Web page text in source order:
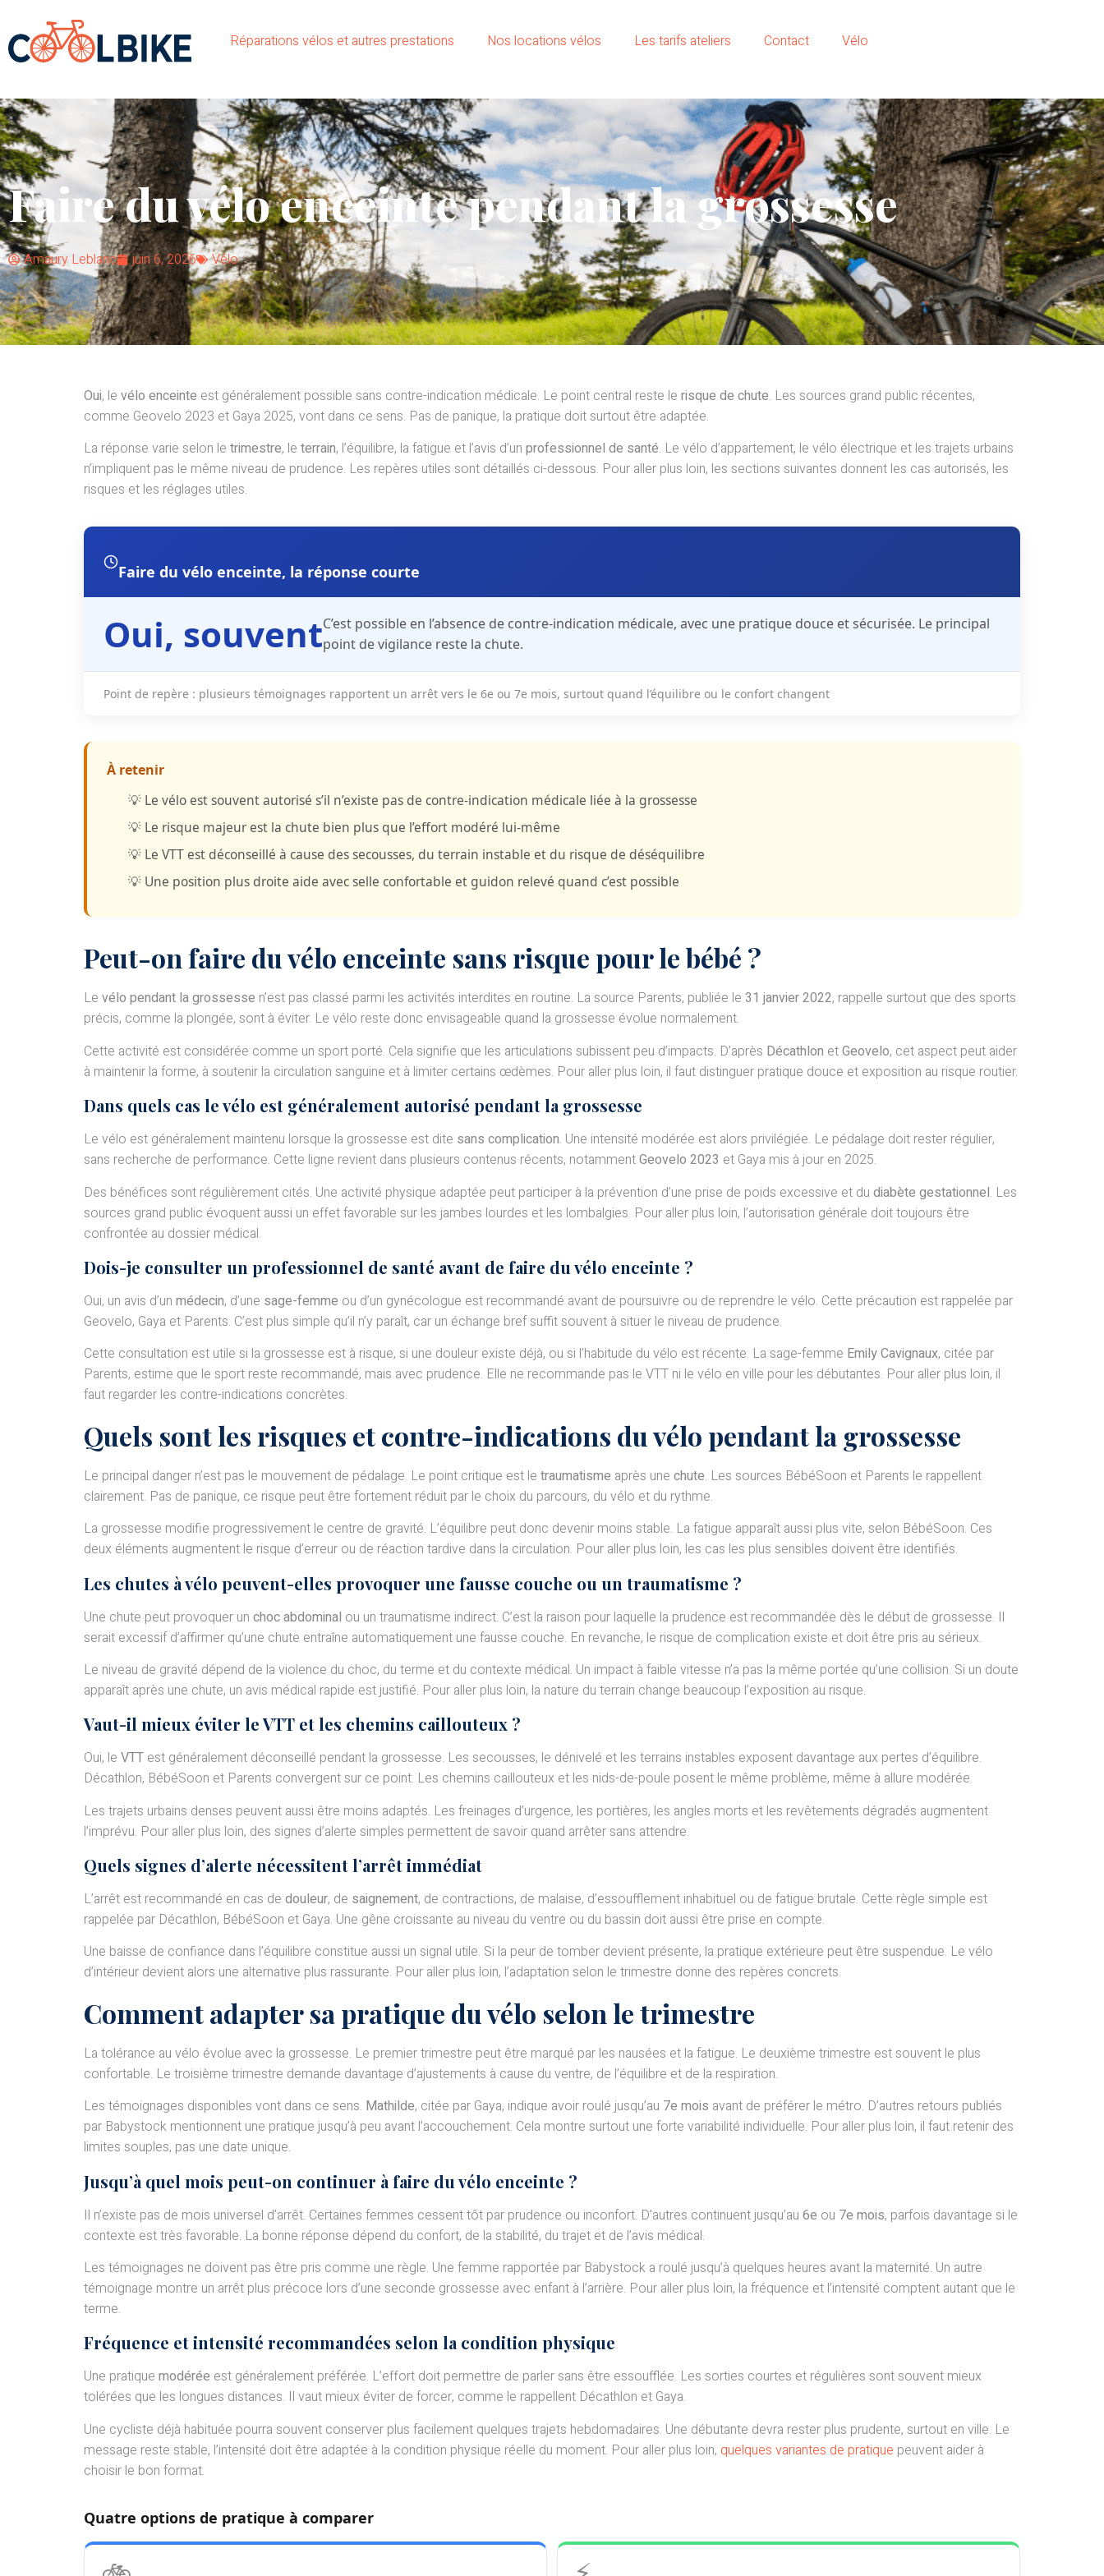
Réparations vélos et autres prestations Nos locations vélos Les tarifs ateliers Contact Vélo
Faire du vélo enceinte pendant la grossesse
Amaury Leblanc juin 6, 2026 Vélo
Oui, le vélo enceinte est généralement possible sans contre-indication médicale. Le point central reste le risque de chute. Les sources grand public récentes,
comme Geovelo 2023 et Gaya 2025, vont dans ce sens. Pas de panique, la pratique doit surtout être adaptée.
La réponse varie selon le trimestre, le terrain, l’équilibre, la fatigue et l’avis d’un professionnel de santé. Le vélo d’appartement, le vélo électrique et les trajets urbains
n’impliquent pas le même niveau de prudence. Les repères utiles sont détaillés ci-dessous. Pour aller plus loin, les sections suivantes donnent les cas autorisés, les
risques et les réglages utiles.
Faire du vélo enceinte, la réponse courte
Oui, souventC’est possible en l’absence de contre-indication médicale, avec une pratique douce et sécurisée. Le principal
point de vigilance reste la chute.
Point de repère : plusieurs témoignages rapportent un arrêt vers le 6e ou 7e mois, surtout quand l’équilibre ou le confort changent
À retenir
💡 Le vélo est souvent autorisé s’il n’existe pas de contre-indication médicale liée à la grossesse
💡 Le risque majeur est la chute bien plus que l’effort modéré lui-même
💡 Le VTT est déconseillé à cause des secousses, du terrain instable et du risque de déséquilibre
💡 Une position plus droite aide avec selle confortable et guidon relevé quand c’est possible
Peut-on faire du vélo enceinte sans risque pour le bébé ?
Le vélo pendant la grossesse n’est pas classé parmi les activités interdites en routine. La source Parents, publiée le 31 janvier 2022, rappelle surtout que des sports
précis, comme la plongée, sont à éviter. Le vélo reste donc envisageable quand la grossesse évolue normalement.
Cette activité est considérée comme un sport porté. Cela signifie que les articulations subissent peu d’impacts. D’après Décathlon etGeovelo, cet aspect peut aider
à maintenir la forme, à soutenir la circulation sanguine et à limiter certains œdèmes. Pour aller plus loin, il faut distinguer pratique douce et exposition au risque routier.
Dans quels cas le vélo est généralement autorisé pendant la grossesse
Le vélo est généralement maintenu lorsque la grossesse est dite sans complication. Une intensité modérée est alors privilégiée. Le pédalage doit rester régulier,
sans recherche de performance. Cette ligne revient dans plusieurs contenus récents, notammentGeovelo 2023 et Gaya mis à jour en 2025.
Des bénéfices sont régulièrement cités. Une activité physique adaptée peut participer à la prévention d’une prise de poids excessive et du diabète gestationnel. Les
sources grand public évoquent aussi un effet favorable sur les jambes lourdes et les lombalgies. Pour aller plus loin, l’autorisation générale doit toujours être
confrontée au dossier médical.
Dois-je consulter un professionnel de santé avant de faire du vélo enceinte ?
Oui, un avis d’un médecin, d’une sage-femme ou d’un gynécologue est recommandé avant de poursuivre ou de reprendre le vélo. Cette précaution est rappelée par
Geovelo, Gaya et Parents. C’est plus simple qu’il n’y paraît, car un échange bref suffit souvent à situer le niveau de prudence.
Cette consultation est utile si la grossesse est à risque, si une douleur existe déjà, ou si l’habitude du vélo est récente. La sage-femme Emily Cavignaux, citée par
Parents, estime que le sport reste recommandé, mais avec prudence. Elle ne recommande pas le VTT ni le vélo en ville pour les débutantes. Pour aller plus loin, il
faut regarder les contre-indications concrètes.
Quels sont les risques et contre-indications du vélo pendant la grossesse
Le principal danger n’est pas le mouvement de pédalage. Le point critique est le traumatisme après une chute. Les sources BébéSoon et Parents le rappellent
clairement. Pas de panique, ce risque peut être fortement réduit par le choix du parcours, du vélo et du rythme.
La grossesse modifie progressivement le centre de gravité. L’équilibre peut donc devenir moins stable. La fatigue apparaît aussi plus vite, selon BébéSoon. Ces
deux éléments augmentent le risque d’erreur ou de réaction tardive dans la circulation. Pour aller plus loin, les cas les plus sensibles doivent être identifiés.
Les chutes à vélo peuvent-elles provoquer une fausse couche ou un traumatisme ?
Une chute peut provoquer un choc abdominal ou un traumatisme indirect. C’est la raison pour laquelle la prudence est recommandée dès le début de grossesse. Il
serait excessif d’affirmer qu’une chute entraîne automatiquement une fausse couche. En revanche, le risque de complication existe et doit être pris au sérieux.
Le niveau de gravité dépend de la violence du choc, du terme et du contexte médical. Un impact à faible vitesse n’a pas la même portée qu’une collision. Si un doute
apparaît après une chute, un avis médical rapide est justifié. Pour aller plus loin, la nature du terrain change beaucoup l’exposition au risque.
Vaut-il mieux éviter le VTT et les chemins caillouteux ?
Oui, le VTT est généralement déconseillé pendant la grossesse. Les secousses, le dénivelé et les terrains instables exposent davantage aux pertes d’équilibre.
Décathlon, BébéSoon et Parents convergent sur ce point. Les chemins caillouteux et les nids-de-poule posent le même problème, même à allure modérée.
Les trajets urbains denses peuvent aussi être moins adaptés. Les freinages d’urgence, les portières, les angles morts et les revêtements dégradés augmentent
l’imprévu. Pour aller plus loin, des signes d’alerte simples permettent de savoir quand arrêter sans attendre.
Quels signes d’alerte nécessitent l’arrêt immédiat
L’arrêt est recommandé en cas de douleur, de saignement, de contractions, de malaise, d’essoufflement inhabituel ou de fatigue brutale. Cette règle simple est
rappelée par Décathlon, BébéSoon et Gaya. Une gêne croissante au niveau du ventre ou du bassin doit aussi être prise en compte.
Une baisse de confiance dans l’équilibre constitue aussi un signal utile. Si la peur de tomber devient présente, la pratique extérieure peut être suspendue. Le vélo
d’intérieur devient alors une alternative plus rassurante. Pour aller plus loin, l’adaptation selon le trimestre donne des repères concrets.
Comment adapter sa pratique du vélo selon le trimestre
La tolérance au vélo évolue avec la grossesse. Le premier trimestre peut être marqué par les nausées et la fatigue. Le deuxième trimestre est souvent le plus
confortable. Le troisième trimestre demande davantage d’ajustements à cause du ventre, de l’équilibre et de la respiration.
Les témoignages disponibles vont dans ce sens. Mathilde, citée par Gaya, indique avoir roulé jusqu’au 7e mois avant de préférer le métro. D’autres retours publiés
par Babystock mentionnent une pratique jusqu’à peu avant l’accouchement. Cela montre surtout une forte variabilité individuelle. Pour aller plus loin, il faut retenir des
limites souples, pas une date unique.
Jusqu’à quel mois peut-on continuer à faire du vélo enceinte ?
Il n’existe pas de mois universel d’arrêt. Certaines femmes cessent tôt par prudence ou inconfort. D’autres continuent jusqu’au 6e ou 7e mois, parfois davantage si le
contexte est très favorable. La bonne réponse dépend du confort, de la stabilité, du trajet et de l’avis médical.
Les témoignages ne doivent pas être pris comme une règle. Une femme rapportée par Babystock a roulé jusqu’à quelques heures avant la maternité. Un autre
témoignage montre un arrêt plus précoce lors d’une seconde grossesse avec enfant à l’arrière. Pour aller plus loin, la fréquence et l’intensité comptent autant que le
terme.
Fréquence et intensité recommandées selon la condition physique
Une pratique modérée est généralement préférée. L’effort doit permettre de parler sans être essoufflée. Les sorties courtes et régulières sont souvent mieux
tolérées que les longues distances. Il vaut mieux éviter de forcer, comme le rappellent Décathlon et Gaya.
Une cycliste déjà habituée pourra souvent conserver plus facilement quelques trajets hebdomadaires. Une débutante devra rester plus prudente, surtout en ville. Le
message reste stable, l’intensité doit être adaptée à la condition physique réelle du moment. Pour aller plus loin, quelques variantes de pratique peuvent aider à
choisir le bon format.
Quatre options de pratique à comparer